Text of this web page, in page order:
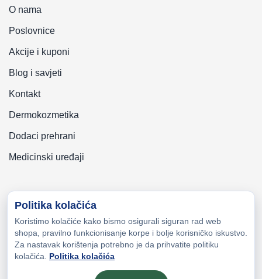
O nama
Poslovnice
Akcije i kuponi
Blog i savjeti
Kontakt
Dermokozmetika
Dodaci prehrani
Medicinski uređaji
Copyright © 2026 Zeni-Lijek Apoteka. Sva prava zadržana
Politika kolačića
Koristimo kolačiće kako bismo osigurali siguran rad web
shopa, pravilno funkcionisanje korpe i bolje korisničko iskustvo.
Za nastavak korištenja potrebno je da prihvatite politiku
kolačića. Politika kolačića